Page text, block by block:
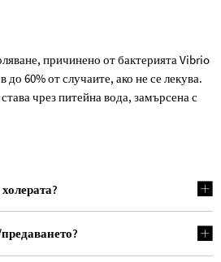
причинено от бактерията Vibrio
до 60% от случаите, ако не се лекува.
чрез питейна вода, замърсена с